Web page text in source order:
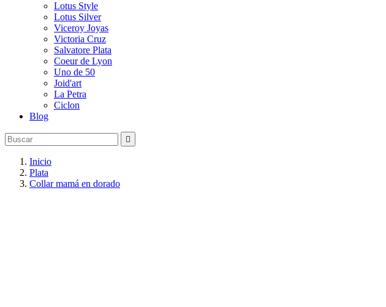
Lotus Style
Lotus Silver
Viceroy Joyas
Victoria Cruz
Salvatore Plata
Coeur de Lyon
Uno de 50
Joid'art
La Petra
Ciclon
Blog

Inicio
Plata
Collar mamá en dorado